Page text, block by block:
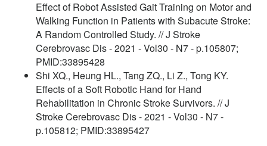
Effect of Robot Assisted Gait Training on Motor and
Walking Function in Patients with Subacute Stroke:
A Random Controlled Study. // J Stroke
Cerebrovasc Dis - 2021 - Vol30 - N7 - p.105807;
PMID:33895428
Shi XQ., Heung HL., Tang ZQ., Li Z., Tong KY.
Effects of a Soft Robotic Hand for Hand
Rehabilitation in Chronic Stroke Survivors. // J
Stroke Cerebrovasc Dis - 2021 - Vol30 - N7 -
p.105812; PMID:33895427